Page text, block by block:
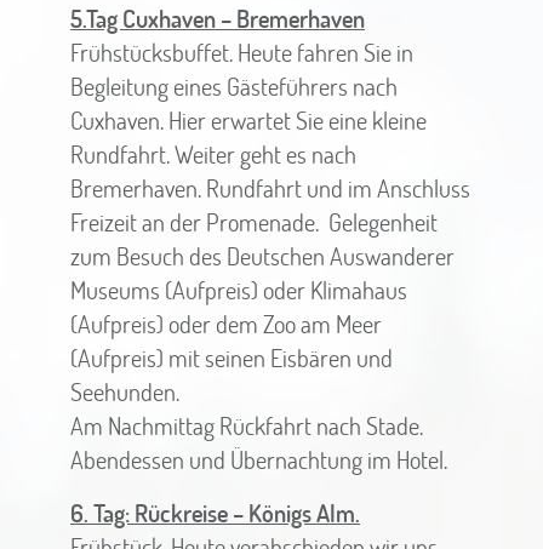
5.Tag Cuxhaven – Bremerhaven
Frühstücksbuffet. Heute fahren Sie in
Begleitung eines Gästeführers nach
Cuxhaven. Hier erwartet Sie eine kleine
Rundfahrt. Weiter geht es nach
Bremerhaven. Rundfahrt und im Anschluss
Freizeit an der Promenade. Gelegenheit
zum Besuch des Deutschen Auswanderer
Museums (Aufpreis) oder Klimahaus
(Aufpreis) oder dem Zoo am Meer
(Aufpreis) mit seinen Eisbären und
Seehunden.
Am Nachmittag Rückfahrt nach Stade.
Abendessen und Übernachtung im Hotel.
6. Tag: Rückreise – Königs Alm.